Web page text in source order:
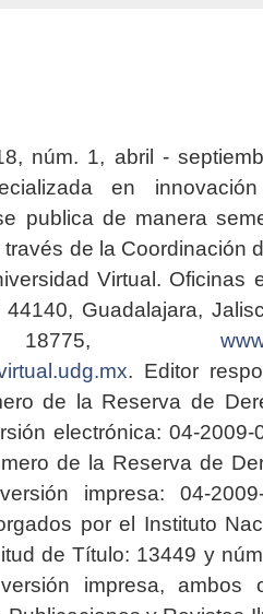
núm. 1, abril -
en
publica de manera
de la Coordinación
Virtual. Oficinas
Guadalajara,
. Editor
de la Reserva de
electrónica: 04-2009-
de la Reserva de
impresa: 04-2009-
por el Instituto
de Título: 13449 y
impresa, ambos